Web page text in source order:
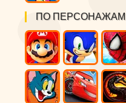
ПО ПЕРСОНАЖАМ